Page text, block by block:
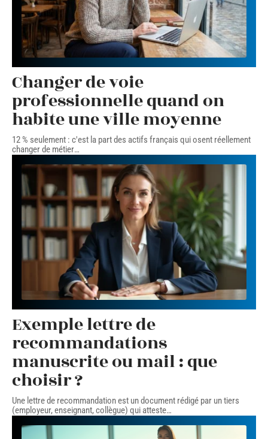
Changer de voie
professionnelle quand on
habite une ville moyenne
12 % seulement : c'est la part des actifs français qui osent réellement
changer de métier…
Exemple lettre de
recommandations
manuscrite ou mail : que
choisir ?
Une lettre de recommandation est un document rédigé par un tiers
(employeur, enseignant, collègue) qui atteste…